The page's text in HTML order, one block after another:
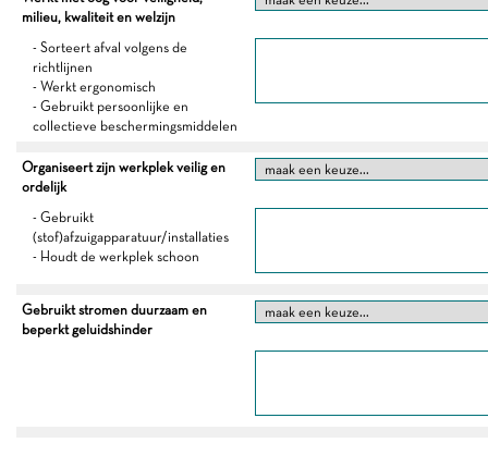
milieu, kwaliteit en welzijn
- Sorteert afval volgens de
richtlijnen
- Werkt ergonomisch
- Gebruikt persoonlijke en
collectieve beschermingsmiddelen
Organiseert zijn werkplek veilig en
ordelijk
- Gebruikt
(stof)afzuigapparatuur/installaties
- Houdt de werkplek schoon
Gebruikt stromen duurzaam en
beperkt geluidshinder